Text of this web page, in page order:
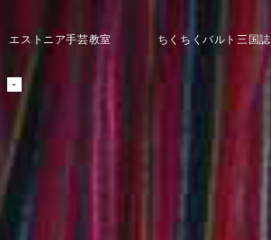
エストニア手芸教室 ちくちくバルト三国誌
-